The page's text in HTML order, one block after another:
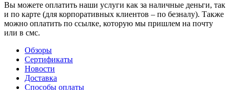
Вы можете оплатить наши услуги как за наличные деньги, так
и по карте (для корпоративных клиентов – по безналу). Также
можно оплатить по ссылке, которую мы пришлем на почту
или в смс.
Обзоры
Сертификаты
Новости
Доставка
Способы оплаты